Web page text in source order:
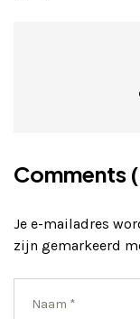
Comments
Je e-mailadres
zijn gemarkeerd